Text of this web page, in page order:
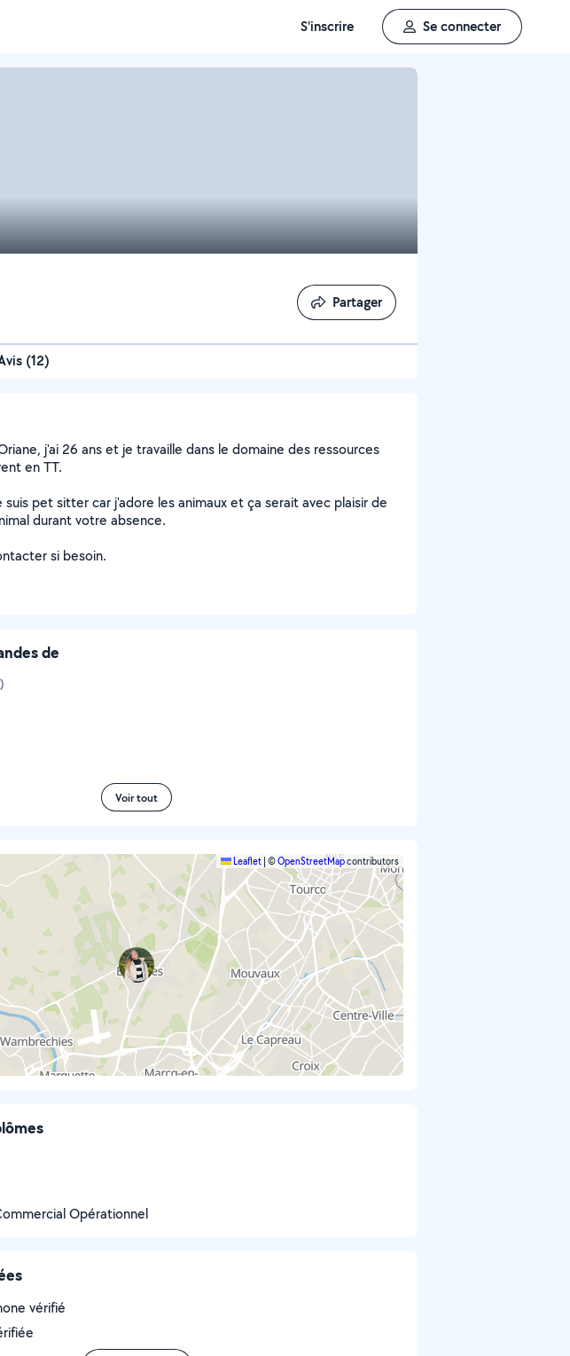
S'inscrire Se connecter
Partager
Partager
(12)
j'ai 26 ans et je travaille dans le domaine des ressources
en TT.
suis pet sitter car j'adore les animaux et ça serait avec plaisir de
durant votre absence.
si besoin.
de
Voir tout
Leaflet ©OpenStreetMapcontributors
Opérationnel
vérifié